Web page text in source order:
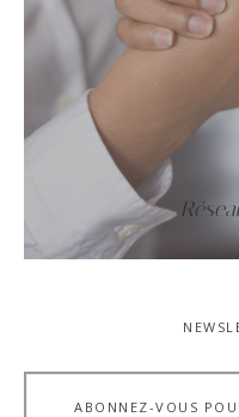
ABONNEZ-VOUS